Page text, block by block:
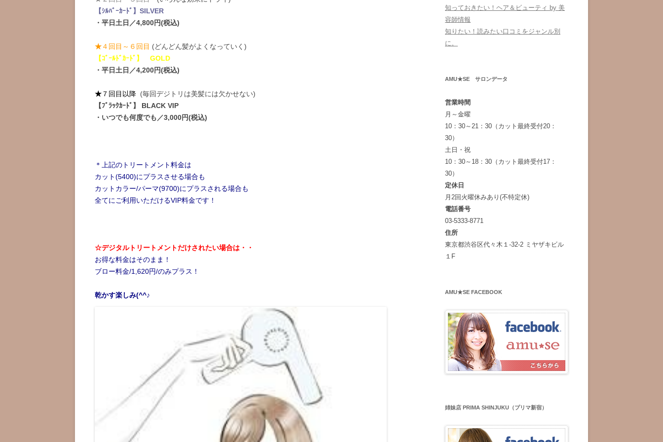
【ｼﾙﾊﾞｰｶｰﾄﾞ】SILVER
・平日土日／4,800円(税込)
★４回目～６回目 (どんどん髪がよくなっていく)
【ｺﾞｰﾙﾄﾞｶｰﾄﾞ】 GOLD
・平日土日／4,200円(税込)
★ ７回目以降 (毎回デジトリは美髪には欠かせない)
【ﾌﾞﾗｯｸｶｰﾄﾞ】 BLACK VIP
・いつでも何度でも／3,000円(税込)
＊上記のトリートメント料金は
カット(5400)にプラスさせる場合も
カットカラー/パーマ(9700)にプラスされる場合も
全てにご利用いただけるVIP料金です！
☆デジタルトリートメントだけされたい場合は・・
お得な料金はそのまま！
ブロー料金/1,620円/のみプラス！
乾かす楽しみ(^^♪
知っておきたい！ヘア＆ビューティ by 美
容師情報
知りたい！読みたい口コミをジャンル別
に。
AMU★SE サロンデータ
営業時間
月～金曜
10：30～21：30（カット最終受付20：
30）
土日・祝
10：30～18：30（カット最終受付17：
30）
定休日
月2回火曜休みあり(不特定休)
電話番号
03-5333-8771
住所
東京都渋谷区代々木１-32-2 ミヤザキビル
１F
AMU★SE FACEBOOK
姉妹店 PRIMA SHINJUKU（プリマ新宿）